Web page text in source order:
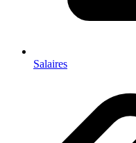
Salaires